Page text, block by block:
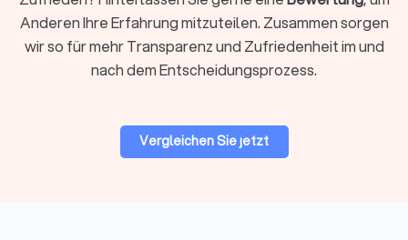
Rahmen der Unternehmensberatung ist ein anspruchsvolles
Themenfeld, bei dem ein spezialisierter Finanzberater die
einzig richtige Wahl ist. Erfahren Sie auf einen Blick, wer als
Finanzberater für Sie und Ihr Unternehmen in Frage kommt,
Auf Trustlocal können Sie Ihre Bedürfnisse beschreiben und
erklären, damit qualifizierte und kompetente Finanzberater in
Anderen Ihre Erfahrung mitzuteilen. Zusammen sorgen
wir so für mehr Transparenz und Zufriedenheit im und
nach dem Entscheidungsprozess.
Vergleichen Sie jetzt